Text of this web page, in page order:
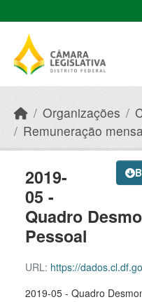
Organizações
Remuneração
2019-
05 -
Quadro
Pessoal
URL: https://dados.cl.df.gov.br/dataset/f046427e-51b2-49e8-afe5-
2019-05 - Quadro